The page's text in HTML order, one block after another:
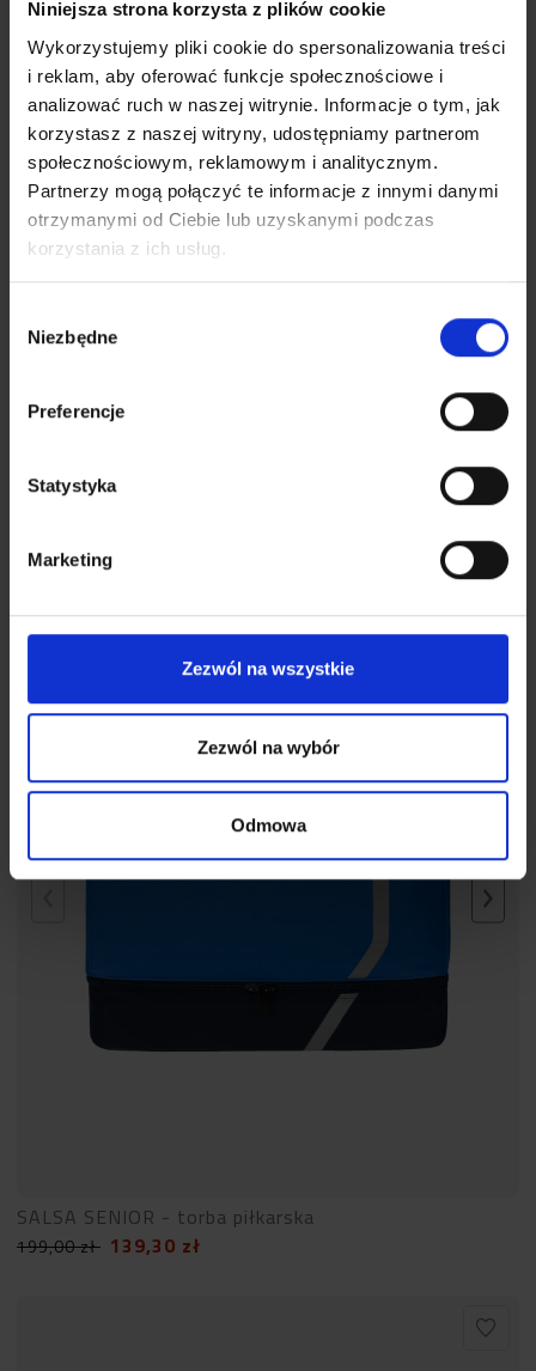
Niniejsza strona korzysta z plików cookie
Wykorzystujemy pliki cookie do spersonalizowania treści
i reklam, aby oferować funkcje społecznościowe i
analizować ruch w naszej witrynie. Informacje o tym, jak
korzystasz z naszej witryny, udostępniamy partnerom
społecznościowym, reklamowym i analitycznym.
Partnerzy mogą połączyć te informacje z innymi danymi
otrzymanymi od Ciebie lub uzyskanymi podczas
korzystania z ich usług.
zgody
Niezbędne
Preferencje
Statystyka
Marketing
Zezwól na wszystkie
Zezwól na wybór
Odmowa
SALSA SENIOR - torba piłkarska
199,00zł 139,30 zł